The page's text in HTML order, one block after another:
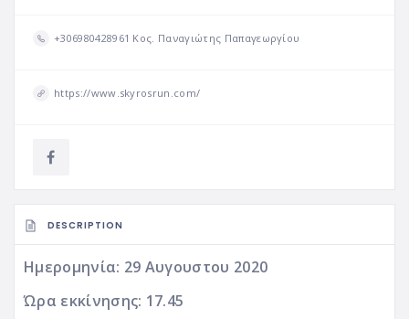
+306980428961 Κος. Παναγιώτης Παπαγεωργίου
https://www.skyrosrun.com/
DESCRIPTION
Ημερομηνία: 29 Αυγουστου 2020
Ώρα εκκίνησης: 17.45